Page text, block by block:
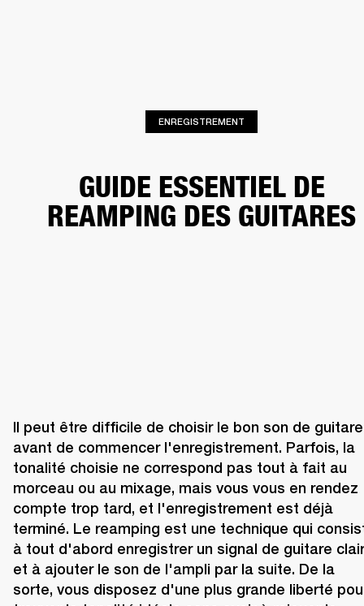
ENREGISTREMENT
GUIDE ESSENTIEL DE
REAMPING DES GUITARES
Il peut être difficile de choisir le bon son de guitare
avant de commencer l'enregistrement. Parfois, la
tonalité choisie ne correspond pas tout à fait au
morceau ou au mixage, mais vous vous en rendez
compte trop tard, et l'enregistrement est déjà
terminé. Le reamping est une technique qui
à tout d'abord enregistrer un signal de guitare clair
et à ajouter le son de l'ampli par la suite. De la
sorte, vous disposez d'une plus grande liberté